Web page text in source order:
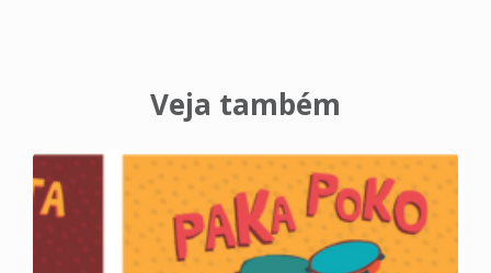
Veja também